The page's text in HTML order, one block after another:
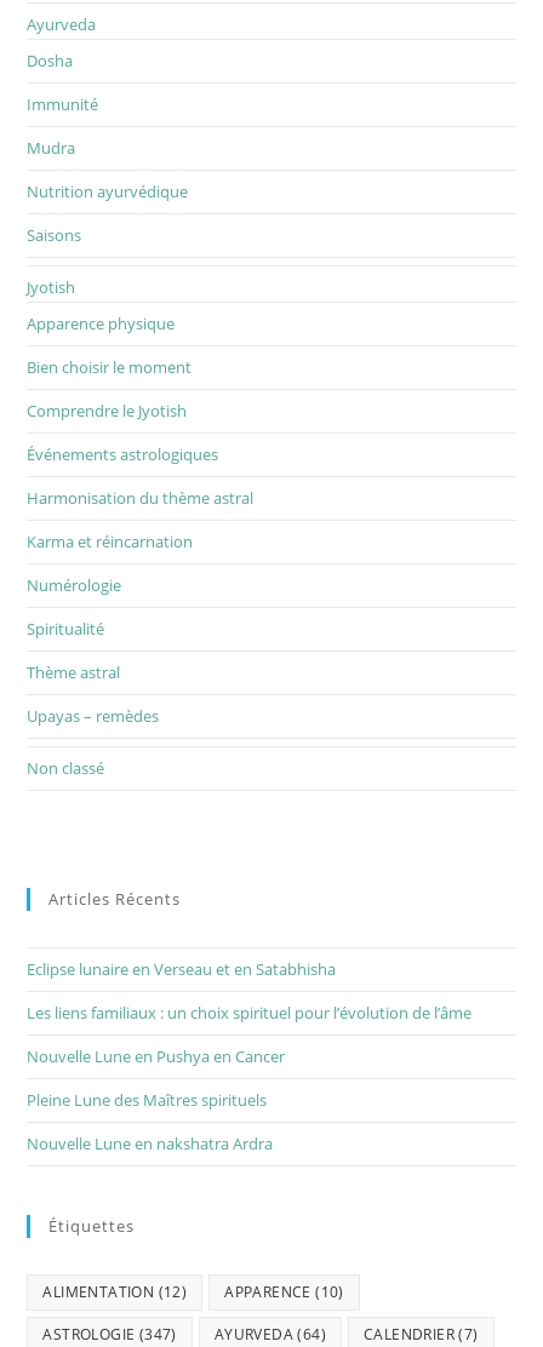
Ayurveda
Dosha
Immunité
Mudra
Nutrition ayurvédique
Saisons
Jyotish
Apparence physique
Bien choisir le moment
Comprendre le Jyotish
Événements astrologiques
Harmonisation du thème astral
Karma et réincarnation
Numérologie
Spiritualité
Thème astral
Upayas – remèdes
Non classé
Articles Récents
Eclipse lunaire en Verseau et en Satabhisha
Les liens familiaux : un choix spirituel pour l’évolution de l’âme
Nouvelle Lune en Pushya en Cancer
Pleine Lune des Maîtres spirituels
Nouvelle Lune en nakshatra Ardra
Étiquettes
ALIMENTATION (12) APPARENCE (10)
ASTROLOGIE (347) AYURVEDA(64) CALENDRIER(7)